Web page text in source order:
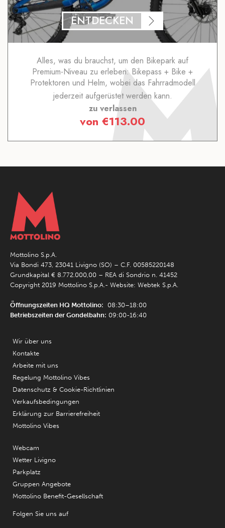
ENTDECKEN
Alles, was du brauchst, um den Bikepark auf
Premium-Niveau zu erleben: Bikepass + Bike +
Protektoren und Helm, wobei das Fahrradmodell
jederzeit aufgerüstet werden kann.
zu verlassen
von €113.00
Mottolino S.p.A.
Via Bondi 473, 23041 Livigno (SO) – C.F. 00585220148
Grundkapital € 8.772.000,00 – REA di Sondrio n. 41452
Copyright 2019 Mottolino S.p.A.- Website: Webtek S.p.A.
Öffnungszeiten HQ Mottolino: 08:30–18:00
Betriebszeiten der Gondelbahn: 09:00-16:40
Wir über uns
Kontakte
Arbeite mit uns
Regelung Mottolino Vibes
Datenschutz & Cookie-Richtlinien
Verkaufsbedingungen
Erklärung zur Barrierefreiheit
Mottolino Vibes
Webcam
Wetter Livigno
Parkplatz
Gruppen Angebote
Mottolino Benefit-Gesellschaft
Folgen Sie uns auf